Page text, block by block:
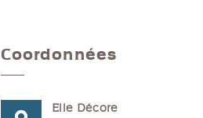
Coordonnées
Elle Décore